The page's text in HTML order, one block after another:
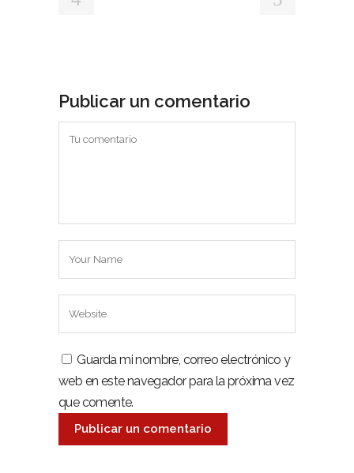
Publicar un comentario
Guarda mi nombre, correo electrónico y
web en este navegador para la próxima vez
que comente.